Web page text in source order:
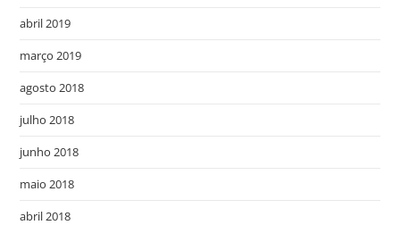
abril 2019
março 2019
agosto 2018
julho 2018
junho 2018
maio 2018
abril 2018